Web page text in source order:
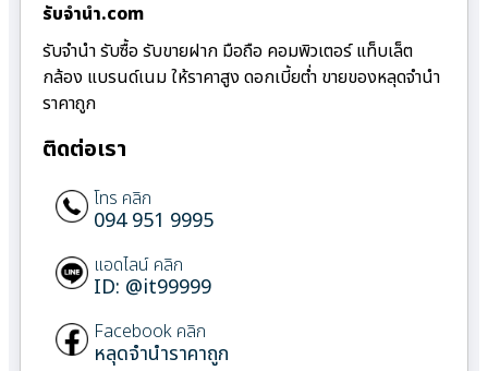
รับจํานํา.com
รับจำนำ รับซื้อ รับขายฝาก มือถือ คอมพิวเตอร์ แท็บเล็ต
กล้อง แบรนด์เนม ให้ราคาสูง ดอกเบี้ยต่ำ ขายของหลุดจำนำ
ราคาถูก
ติดต่อเรา
โทร คลิก
094 951 9995
แอดไลน์ คลิก
ID: @it99999
Facebook คลิก
หลุดจำนำราคาถูก